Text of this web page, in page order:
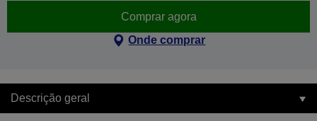
Comprar agora
Onde comprar
Descrição geral